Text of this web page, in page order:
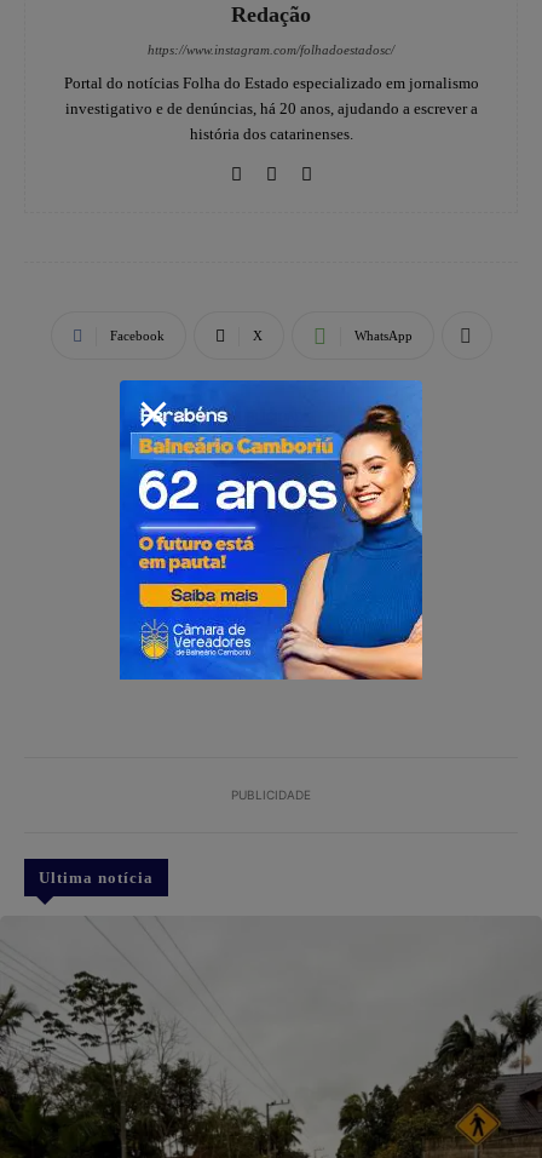
Redação
https://www.instagram.com/folhadoestadosc/
Portal do notícias Folha do Estado especializado em jornalismo
investigativo e de denúncias, há 20 anos, ajudando a escrever a
história dos catarinenses.
Facebook X WhatsApp
PUBLICIDADE
PUBLICIDADE
Ultima notícia